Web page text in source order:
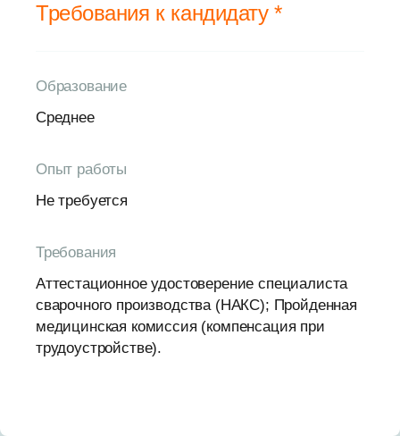
Требования к кандидату *
Образование
Среднее
Опыт работы
Не требуется
Требования
Аттестационное удостоверение специалиста
сварочного производства (НАКС); Пройденная
медицинская комиссия (компенсация при
трудоустройстве).